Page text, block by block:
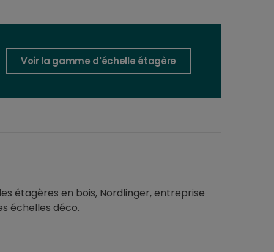
Voir la gamme d'échelle étagère
étagères en bois, Nordlinger, entreprise
échelles déco.